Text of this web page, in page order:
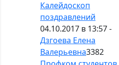
Калейдоскоп
поздравлений
04.10.2017 в 13:57 -
Дзгоева Елена
Валерьевна3382